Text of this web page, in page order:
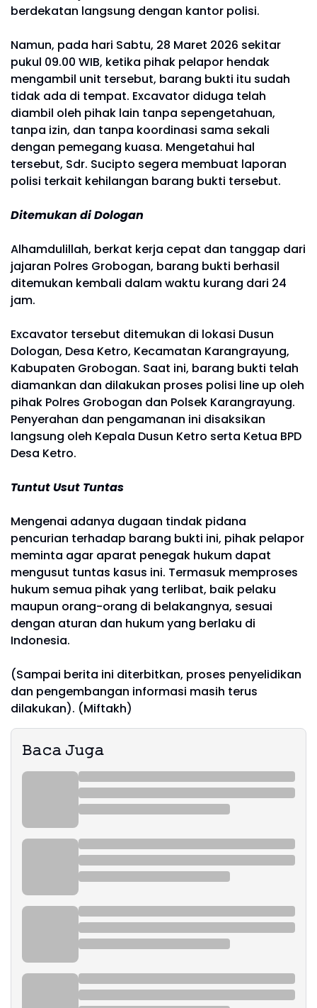
berdekatan langsung dengan kantor polisi.
Namun, pada hari Sabtu, 28 Maret 2026 sekitar
pukul 09.00 WIB, ketika pihak pelapor hendak
mengambil unit tersebut, barang bukti itu sudah
tidak ada di tempat. Excavator diduga telah
diambil oleh pihak lain tanpa sepengetahuan,
tanpa izin, dan tanpa koordinasi sama sekali
dengan pemegang kuasa. Mengetahui hal
tersebut, Sdr. Sucipto segera membuat laporan
polisi terkait kehilangan barang bukti tersebut.
Ditemukan di Dologan
Alhamdulillah, berkat kerja cepat dan tanggap dari
jajaran Polres Grobogan, barang bukti berhasil
ditemukan kembali dalam waktu kurang dari 24
jam.
Excavator tersebut ditemukan di lokasi Dusun
Dologan, Desa Ketro, Kecamatan Karangrayung,
Kabupaten Grobogan. Saat ini, barang bukti telah
diamankan dan dilakukan proses polisi line up oleh
pihak Polres Grobogan dan Polsek Karangrayung.
Penyerahan dan pengamanan ini disaksikan
langsung oleh Kepala Dusun Ketro serta Ketua BPD
Desa Ketro.
Tuntut Usut Tuntas
Mengenai adanya dugaan tindak pidana
pencurian terhadap barang bukti ini, pihak pelapor
meminta agar aparat penegak hukum dapat
mengusut tuntas kasus ini. Termasuk memproses
hukum semua pihak yang terlibat, baik pelaku
maupun orang-orang di belakangnya, sesuai
dengan aturan dan hukum yang berlaku di
Indonesia.
(Sampai berita ini diterbitkan, proses penyelidikan
dan pengembangan informasi masih terus
dilakukan). (Miftakh)
𝙱𝚊𝚌𝚊 𝙹𝚞𝚐𝚊